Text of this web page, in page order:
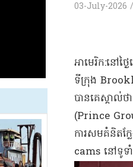
03-July-2026 /
អាមេរិក:នៅថ្
ទីក្រុង
បានគេស្គាល់
(Prince
ការសមគំនិតក្
cams នៅទូទ